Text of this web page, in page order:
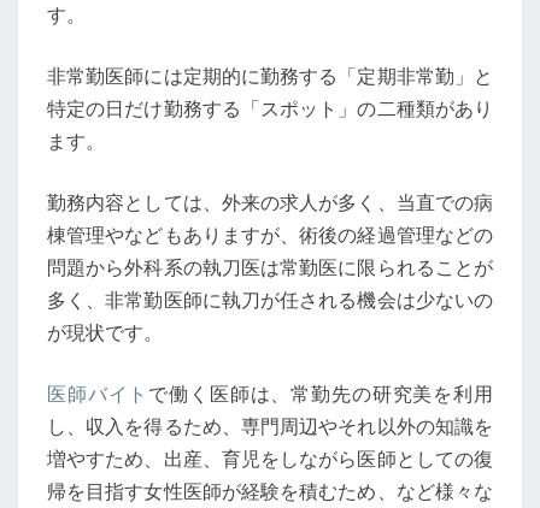
す。
非常勤医師には定期的に勤務する「定期非常勤」と
特定の日だけ勤務する「スポット」の二種類があり
ます。
勤務内容としては、外来の求人が多く、当直での病
棟管理やなどもありますが、術後の経過管理などの
問題から外科系の執刀医は常勤医に限られることが
多く、非常勤医師に執刀が任される機会は少ないの
が現状です。
医師バイト で働く医師は、常勤先の研究美を利用
し、収入を得るため、専門周辺やそれ以外の知識を
増やすため、出産、育児をしながら医師としての復
帰を目指す女性医師が経験を積むため、など様々な